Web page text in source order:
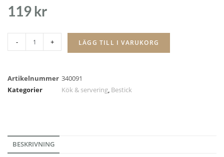
119 kr
- + LÄGG TILL I VARUKORG
Artikelnummer 340091
Kategorier
Kök & servering, Bestick
BESKRIVNING